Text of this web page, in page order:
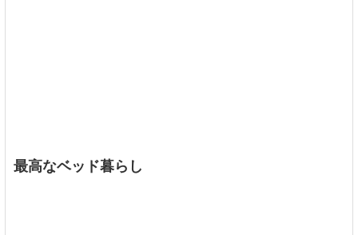
最高なベッド暮らし